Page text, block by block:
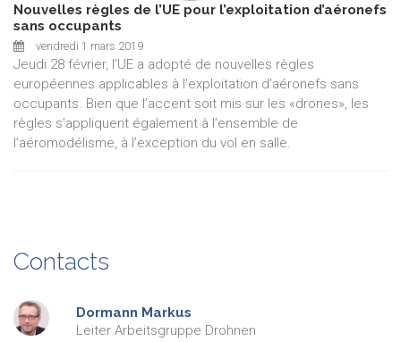
Nouvelles règles de l’UE pour l’exploitation d’aéronefs
sans occupants
vendredi 1 mars 2019
Jeudi 28 février, l’UE a adopté de nouvelles règles
européennes applicables à l’exploitation d’aéronefs sans
occupants. Bien que l’accent soit mis sur les «drones», les
règles s’appliquent également à l’ensemble de
l’aéromodélisme, à l’exception du vol en salle.
Contacts
Dormann Markus
Leiter Arbeitsgruppe Drohnen